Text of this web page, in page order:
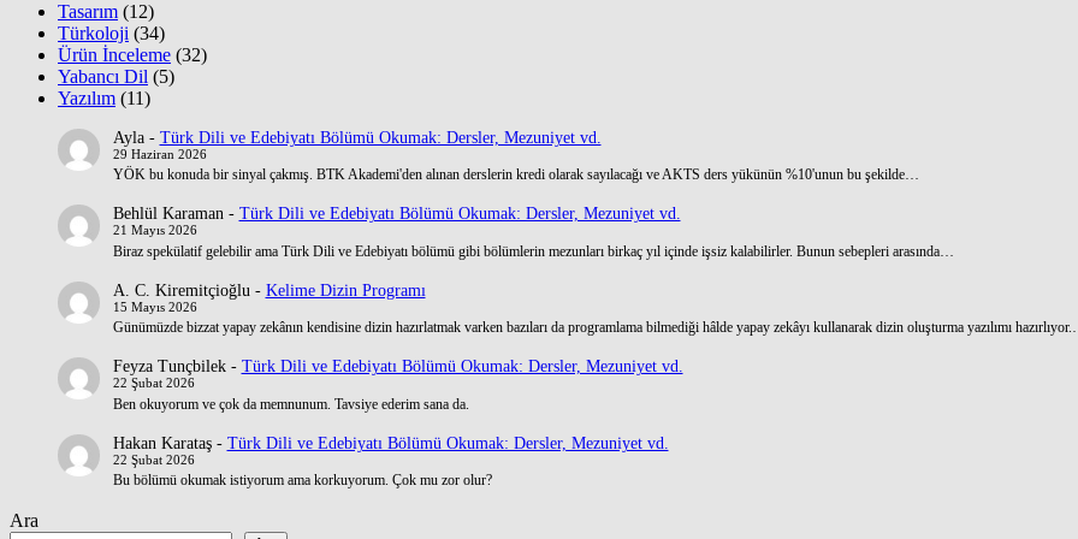
Tasarım (12)
Türkoloji (34)
Ürün İnceleme (32)
Yabancı Dil (5)
Yazılım (11)
Ayla- Türk Dili ve Edebiyatı Bölümü Okumak: Dersler, Mezuniyet vd.
29 Haziran 2026
YÖK bu konuda bir sinyal çakmış. BTK Akademi'den alınan derslerin kredi olarak sayılacağı ve AKTS ders yükünün %10'unun bu şekilde…
Behlül Karaman- Türk Dili ve Edebiyatı Bölümü Okumak: Dersler, Mezuniyet vd.
21 Mayıs 2026
Biraz spekülatif gelebilir ama Türk Dili ve Edebiyatı bölümü gibi bölümlerin mezunları birkaç yıl içinde işsiz kalabilirler. Bunun sebepleri arasında…
A. C. Kiremitçioğlu - Kelime Dizin Programı
15 Mayıs 2026
Günümüzde bizzat yapay zekânın kendisine dizin hazırlatmak varken bazıları da programlama bilmediği hâlde yapay zekâyı kullanarak dizin oluşturma yazılımı
Feyza Tunçbilek- Türk Dili ve Edebiyatı Bölümü Okumak: Dersler, Mezuniyet vd.
22 Şubat 2026
Ben okuyorum ve çok da memnunum. Tavsiye ederim sana da.
Hakan Karataş- Türk Dili ve Edebiyatı Bölümü Okumak: Dersler, Mezuniyet vd.
22 Şubat 2026
Bu bölümü okumak istiyorum ama korkuyorum. Çok mu zor olur?
Ara